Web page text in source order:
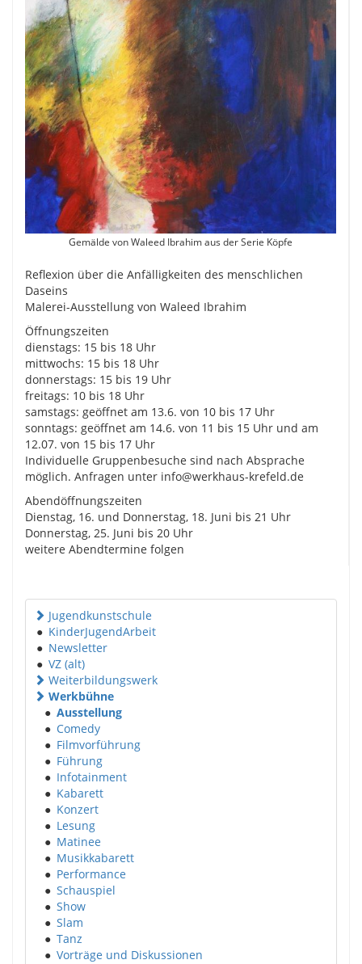
Gemälde von Waleed Ibrahim aus der Serie Köpfe
Reflexion über die Anfälligkeiten des menschlichen
Daseins
Malerei-Ausstellung von Waleed Ibrahim
Öffnungszeiten
dienstags: 15 bis 18 Uhr
mittwochs: 15 bis 18 Uhr
donnerstags: 15 bis 19 Uhr
freitags: 10 bis 18 Uhr
samstags: geöffnet am 13.6. von 10 bis 17 Uhr
sonntags: geöffnet am 14.6. von 11 bis 15 Uhr und am
12.07. von 15 bis 17 Uhr
Individuelle Gruppenbesuche sind nach Absprache
möglich. Anfragen unter info@werkhaus-krefeld.de
Abendöffnungszeiten
Dienstag, 16. und Donnerstag, 18. Juni bis 21 Uhr
Donnerstag, 25. Juni bis 20 Uhr
weitere Abendtermine folgen
Jugendkunstschule
● KinderJugendArbeit
● Newsletter
● VZ (alt)
Weiterbildungswerk
Werkbühne
● Ausstellung
● Comedy
● Filmvorführung
● Führung
● Infotainment
● Kabarett
● Konzert
● Lesung
● Matinee
● Musikkabarett
● Performance
● Schauspiel
● Show
● Slam
● Tanz
● Vorträge und Diskussionen